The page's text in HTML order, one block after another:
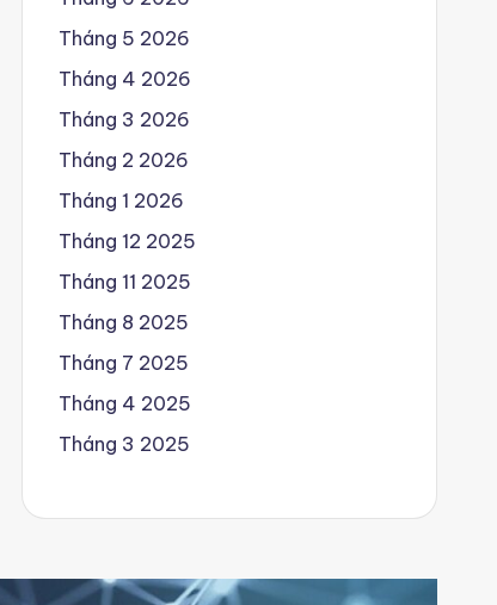
Tháng 5 2026
Tháng 4 2026
Tháng 3 2026
Tháng 2 2026
Tháng 1 2026
Tháng 12 2025
Tháng 11 2025
Tháng 8 2025
Tháng 7 2025
Tháng 4 2025
Tháng 3 2025